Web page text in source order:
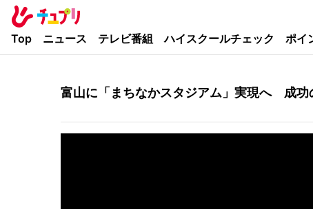
Top ニュース テレビ番組 ハイスクールチェック ポイ
富山に「まちなかスタジアム」実現へ 成功